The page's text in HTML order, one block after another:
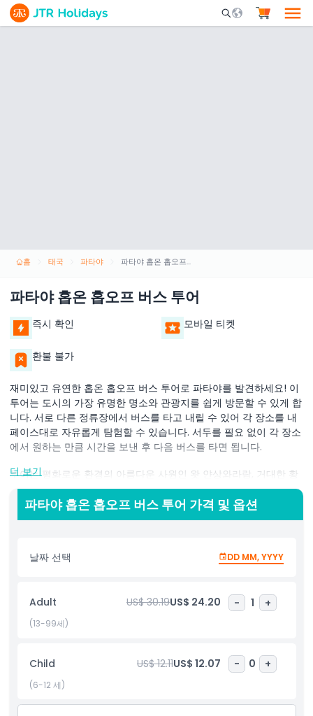
Mobile Search
홈 태국 파타야 파타야 홉온 홉오프 버스 투어
파타야 홉온 홉오프 버스 투어
즉시 확인 모바일 티켓
환불 불가
재미있고 유연한 홉온 홉오프 버스 투어로 파타야를 발견하세요! 이
투어는 도시의 가장 유명한 명소와 관광지를 쉽게 방문할 수 있게 합
니다. 서로 다른 정류장에서 버스를 타고 내릴 수 있어 각 장소를 내
페이스대로 자유롭게 탐험할 수 있습니다. 서두를 필요 없이 각 장소
에서 원하는 만큼 시간을 보낸 후 다음 버스를 타면 됩니다.
투어는 평화로운 환경의 아름다운 사원인 왓 얀상와라람, 거대한 황
금 부처상으로 알려진 빅 부처 사원, 바다 옆 목조 걸작인 진리의 성
소 같은 인기 명소로 안내합니다. 노선에 여러 정류장이 있어 파타야
의 최고를 볼 수 있는 기회를 가질 수 있습니다.
있습니다. 이 가이드는 파타야의 풍부한 역사, 문화, 유명 명소에 관
가족, 친구와 함께든 혼자든 이 홉온 홉오프 버스 투어는 파타야의
주요 명소를 간단하고 스트레스 없이 둘러보는 방법입니다. 도시를
하이라이트
더 보기
파타야 홉온 홉오프 버스 투어 가격 및 옵션
날짜 선택 DD MM, YYYY
Adult US$ 30.19US$ 24.20 - 1 +
(13-99세)
Child US$ 12.11US$ 12.07 - 0 +
(6-12 세)